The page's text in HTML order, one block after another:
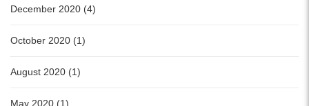
December 2020 (4)
October 2020 (1)
August 2020 (1)
May 2020 (1)